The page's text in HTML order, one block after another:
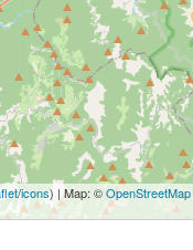
/icons) | Map: ©OpenStreetMap